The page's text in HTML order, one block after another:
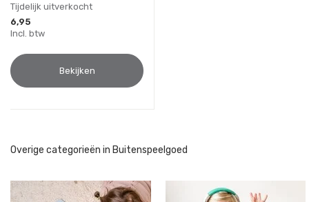
Tijdelijk uitverkocht
6,95
Incl. btw
Bekijken
Overige categorieën in Buitenspeelgoed